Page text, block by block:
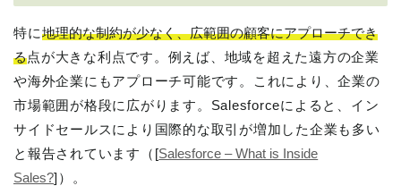
特に地理的な制約が少なく、広範囲の顧客にアプローチでき
る点が大きな利点です。例えば、地域を超えた遠方の企業
や海外企業にもアプローチ可能です。これにより、企業の
市場範囲が格段に広がります。Salesforceによると、イン
サイドセールスにより国際的な取引が増加した企業も多い
と報告されています（[Salesforce – What is Inside
Sales?]）。